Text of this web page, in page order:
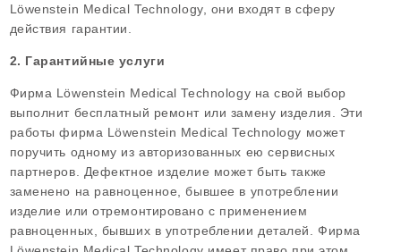
Löwenstein Medical Technology, они входят в сферу
действия гарантии.
2. Гарантийные услуги
Фирма Löwenstein Medical Technology на свой выбор
выполнит бесплатный ремонт или замену изделия. Эти
работы фирма Löwenstein Medical Technology может
поручить одному из авторизованных ею сервисных
партнеров. Дефектное изделие может быть также
заменено на равноценное, бывшее в употреблении
изделие или отремонтировано с применением
равноценных, бывших в употреблении деталей. Фирма